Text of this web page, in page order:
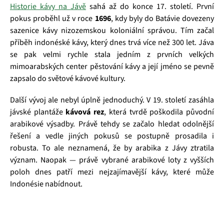
Historie kávy na Jávě sahá až do konce 17. století. První
pokus proběhl už v roce 1696, kdy byly do Batávie dovezeny
sazenice kávy nizozemskou koloniální správou. Tím začal
příběh indonéské kávy, který dnes trvá více než 300 let. Jáva
se pak velmi rychle stala jedním z prvních velkých
mimoarabských center pěstování kávy a její jméno se pevně
zapsalo do světové kávové kultury.
Další vývoj ale nebyl úplně jednoduchý. V 19. století zasáhla
jávské plantáže kávová rez, která tvrdě poškodila původní
arabikové výsadby. Právě tehdy se začalo hledat odolnější
řešení a vedle jiných pokusů se postupně prosadila i
robusta. To ale neznamená, že by arabika z Jávy ztratila
význam. Naopak — právě vybrané arabikové loty z vyšších
poloh dnes patří mezi nejzajímavější kávy, které může
Indonésie nabídnout.